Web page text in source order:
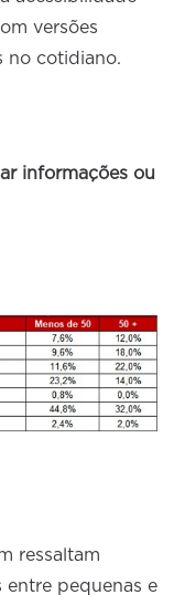
versões
no cotidiano.
informações ou
ressaltam
pequenas e